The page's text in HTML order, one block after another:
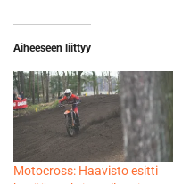
Aiheeseen liittyy
Motocross: Haavisto esitti